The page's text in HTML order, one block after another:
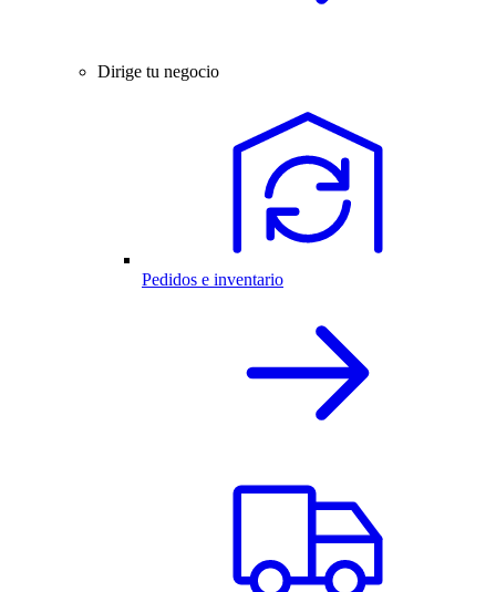
Dirige tu negocio
Pedidos e inventario